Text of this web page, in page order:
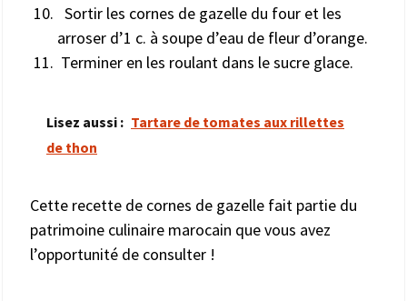
Sortir les cornes de gazelle du four et les
arroser d’1 c. à soupe d’eau de fleur d’orange.
Terminer en les roulant dans le sucre glace.
Lisez aussi : Tartare de tomates aux rillettes
de thon
Cette recette de cornes de gazelle fait partie du
patrimoine culinaire marocain que vous avez
l’opportunité de consulter !